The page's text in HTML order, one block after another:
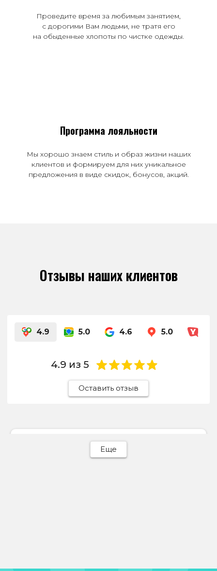
Проведите время за любимым занятием,
с дорогими Вам людьми, не тратя его
на обыденные хлопоты по чистке одежды.
Программа лояльности
Мы хорошо знаем стиль и образ жизни наших
клиентов и формируем для них уникальное
предложения в виде скидок, бонусов, акций.
Отзывы наших клиентов
4.9 5.0 4.6 5.0
4.9 из 5
Оставить отзыв
Ева Батурина
Еще